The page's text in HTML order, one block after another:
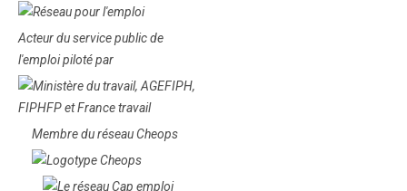
Acteur du service public de
l'emploi piloté par
Membre du réseau Cheops